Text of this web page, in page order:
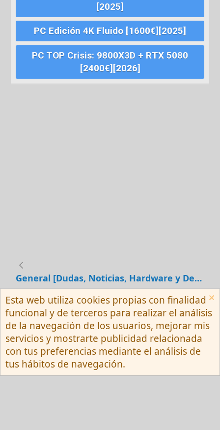
[2025]
PC Edición 4K Fluido [1600€][2025]
PC TOP Crisis: 9800X3D + RTX 5080
[2400€][2026]
General [Dudas, Noticias, Hardware y Debates]
Español (Neutro) Tu
Contactarnos
Términos y reglas
Privacy policy
Ayuda
R
S
S
Community platform by XenForo ® © 2010-
2026 XenForo Ltd.
Esta web utiliza cookies propias con finalidad
funcional y de terceros para realizar el análisis
de la navegación de los usuarios, mejorar mis
servicios y mostrarte publicidad relacionada
con tus preferencias mediante el análisis de
tus hábitos de navegación.